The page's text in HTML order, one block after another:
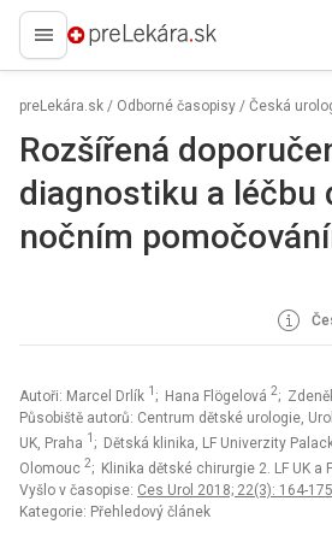
preLekára.sk
preLekára.sk / Odborné časopisy / Česká
Rozšířená
diagnostiku a léčbu
nočním
Autoři: Marcel Drlík 1 ; Hana Flögelová 2;
Působiště autorů: Centrum dětské urologie,
UK, Praha 1 ; Dětská klinika, LF Univerzity
Olomouc 2; Klinika dětské chirurgie 2. LF UK a
Vyšlo v časopise: Ces Urol 2018; 22(3): 164-175
Kategorie: Přehledový článek